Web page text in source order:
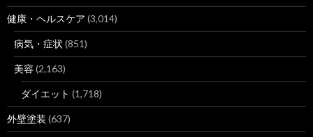
健康・ヘルスケア (3,014)
病気・症状 (851)
美容 (2,163)
ダイエット (1,718)
外壁塗装 (637)